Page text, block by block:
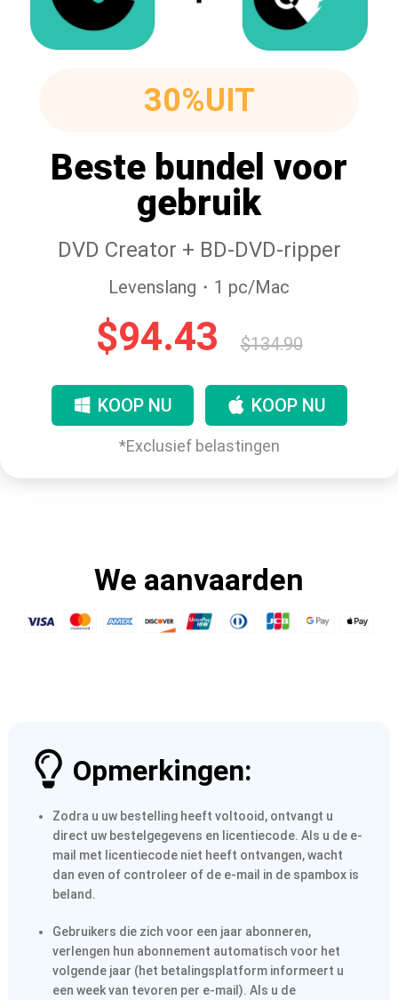
30%UIT
Beste bundel voor
gebruik
DVD Creator + BD-DVD-ripper
Levenslang・1 pc/Mac
$94.43 $134.90
KOOP NU KOOP NU
*Exclusief belastingen
We aanvaarden
Opmerkingen:
Zodra u uw bestelling heeft voltooid, ontvangt u
direct uw bestelgegevens en licentiecode. Als u de e-
mail met licentiecode niet heeft ontvangen, wacht
dan even of controleer of de e-mail in de spambox is
beland.
Gebruikers die zich voor een jaar abonneren,
verlengen hun abonnement automatisch voor het
volgende jaar (het betalingsplatform informeert u
een week van tevoren per e-mail). Als u de